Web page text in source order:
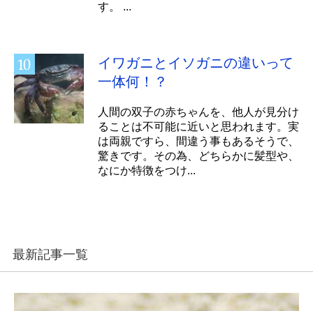
す。 ...
イワガニとイソガニの違いって
一体何！？
人間の双子の赤ちゃんを、他人が見分け
ることは不可能に近いと思われます。実
は両親ですら、間違う事もあるそうで、
驚きです。その為、どちらかに髪型や、
なにか特徴をつけ...
最新記事一覧